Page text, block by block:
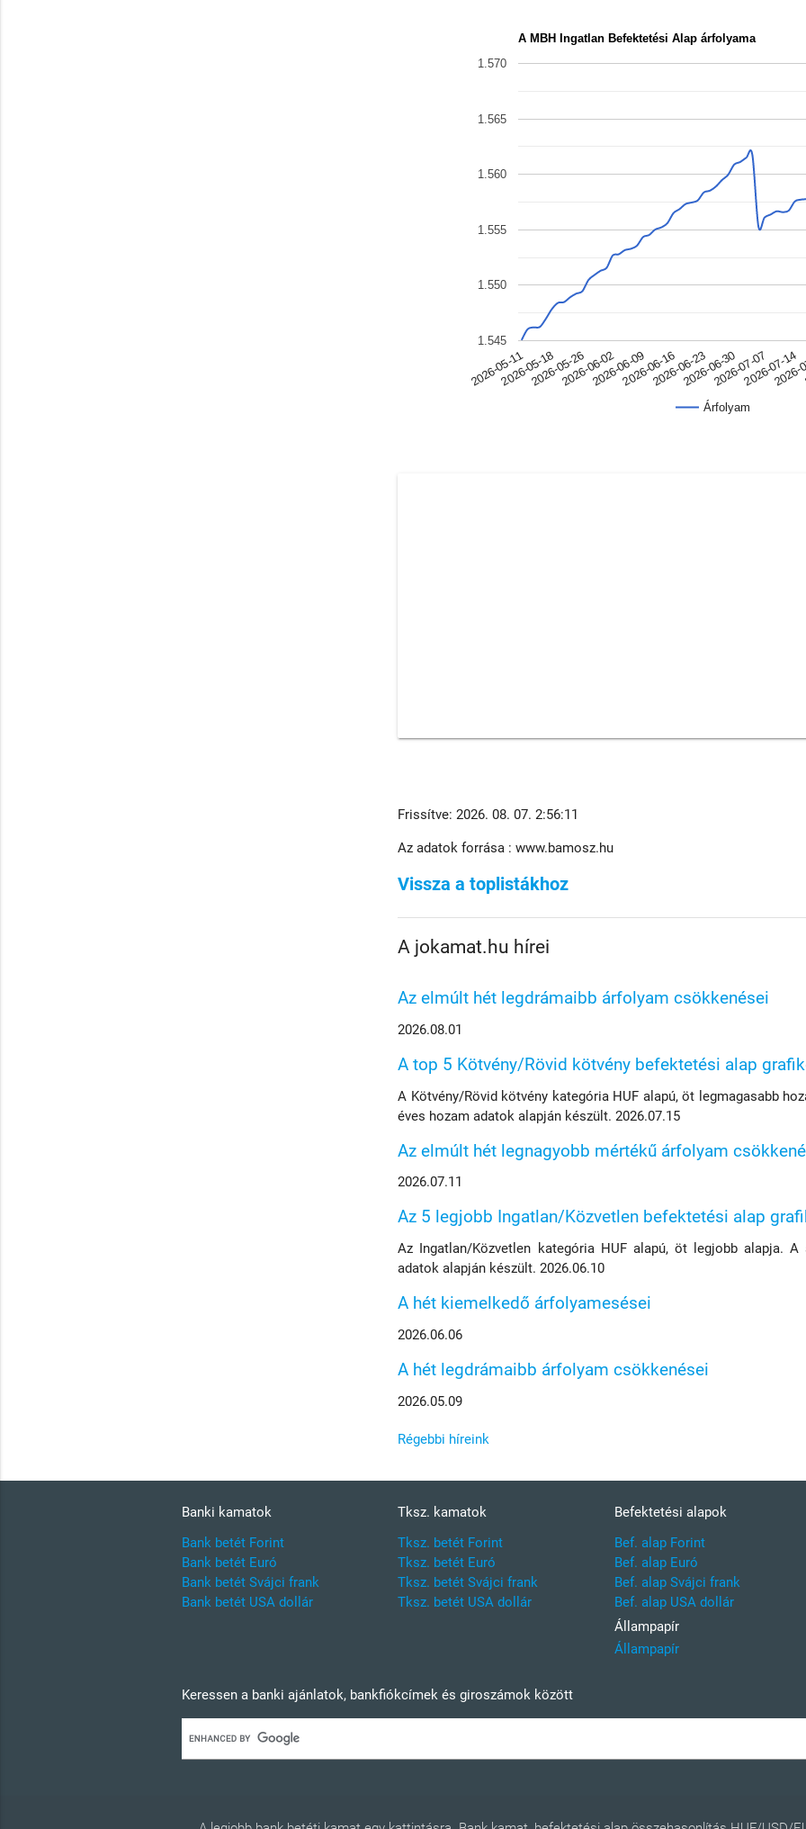
A MBH Ingatlan Befektetési Alap árfolyama
Árfolyam
2026-05-112026-05-182026-05-262026-06-022026-06-092026-06-162026-06-232026-06-302026-07-072026-07-14
1.545
1.550
1.555
1.560
1.565
1.570
Frissítve: 2026. 08. 07. 2:56:11
Az adatok forrása : www.bamosz.hu
Vissza a toplistákhoz
A jokamat.hu hírei
Az elmúlt hét legdrámaibb árfolyam csökkenései
2026.08.01
A top 5 Kötvény/Rövid kötvény befektetési alap
A Kötvény/Rövid kötvény kategória HUF alapú, öt legmagasabb
éves hozam adatok alapján készült. 2026.07.15
Az elmúlt hét legnagyobb mértékű árfolyam
2026.07.11
Az 5 legjobb Ingatlan/Közvetlen befektetési alap
Az Ingatlan/Közvetlen kategória HUF alapú, öt legjobb alapja. A
adatok alapján készült. 2026.06.10
A hét kiemelkedő árfolyamesései
2026.06.06
A hét legdrámaibb árfolyam csökkenései
2026.05.09
Régebbi híreink
Banki kamatok
Bank betét Forint
Bank betét Euró
Bank betét Svájci frank
Bank betét USA dollár
Tksz. kamatok
Tksz. betét Forint
Tksz. betét Euró
Tksz. betét Svájci frank
Tksz. betét USA dollár
Befektetési alapok
Bef. alap Forint
Bef. alap Euró
Bef. alap Svájci frank
Bef. alap USA dollár
Állampapír
Állampapír
Keressen a banki ajánlatok, bankfiókcímek és giroszámok között